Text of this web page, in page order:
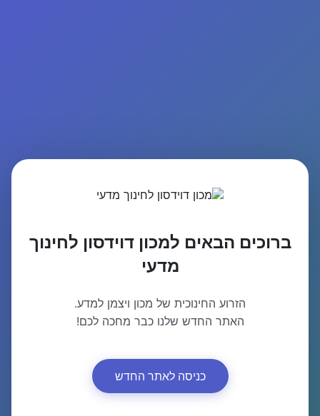
ברוכים הבאים למכון דוידסון לחינוך
מדעי
הזרוע החינוכית של מכון ויצמן למדע.
האתר החדש שלנו כבר מחכה לכם!
כניסה לאתר החדש